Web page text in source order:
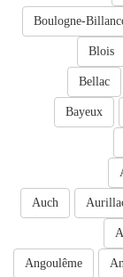
Boulogne-
Blois
Bellac
Bayeux
Auch
Angoulême